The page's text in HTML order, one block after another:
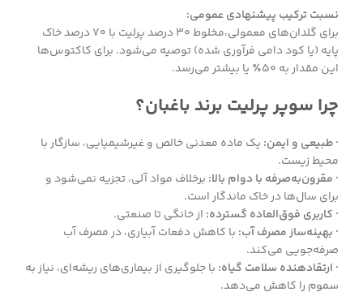
نسبت ترکیب پیشنهادی عمومی:
برای گلدان‌های معمولی،مخلوط ۳۰ درصد پرلیت با ۷۰ درصد خاک
پایه (یا کود دامی فرآوری شده) توصیه می‌شود. برای کاکتوس‌ها
این مقدار به ۵۰٪ یا بیشتر می‌رسد.
چرا سوپر پرلیت برند باغبان؟
· طبیعی و ایمن: یک ماده معدنی خالص و غیرشیمیایی، سازگار با
محیط زیست.
· مقرون‌به‌صرفه با دوام بالا: برخلاف مواد آلی، تجزیه نمی‌شود و
برای سال‌ها در خاک ماندگار است.
· کاربری فوق‌العاده گسترده: از خانگی تا صنعتی.
· بهینه‌ساز مصرف آب: با کاهش دفعات آبیاری، در مصرف آب
صرفه‌جویی می‌کند.
· ارتقادهنده سلامت گیاه: با جلوگیری از بیماری‌های ریشه‌ای، نیاز به
سموم را کاهش می‌دهد.